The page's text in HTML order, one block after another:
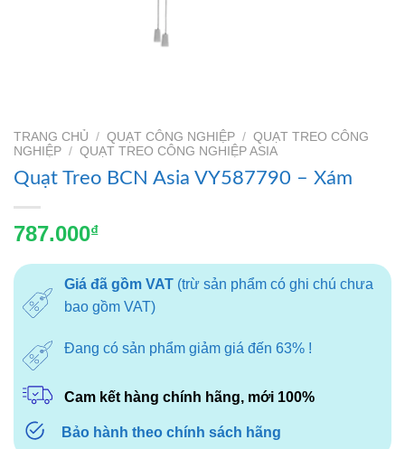
TRANG CHỦ / QUẠT CÔNG NGHIỆP / QUẠT TREO CÔNG
NGHIỆP / QUẠT TREO CÔNG NGHIỆP ASIA
Quạt Treo BCN Asia VY587790 – Xám
787.000₫
Giá đã gồm VAT(trừ sản phẩm có ghi chú chưa
bao gồm VAT)
Đang có sản phẩm giảm giá đến 63% !
Cam kết hàng chính hãng, mới 100%
Bảo hành theo chính sách hãng